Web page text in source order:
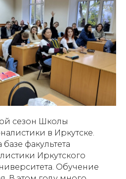
сезон Школы
в Иркутске.
факультета
Иркутского
Обучение